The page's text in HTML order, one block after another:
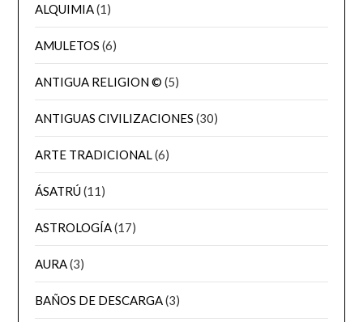
ALQUIMIA(1)
AMULETOS (6)
ANTIGUA RELIGION © (5)
ANTIGUAS CIVILIZACIONES (30)
ARTE TRADICIONAL(6)
ÁSATRÚ(11)
ASTROLOGÍA(17)
AURA(3)
BAÑOS DE DESCARGA(3)